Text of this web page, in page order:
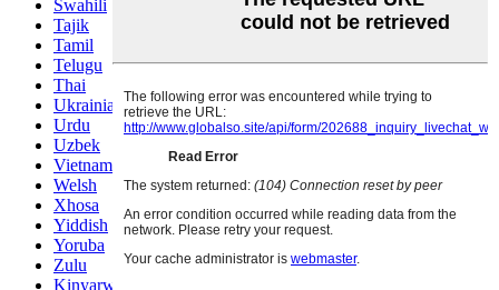
Swahili
Tajik
Tamil
Telugu
Thai
Ukrainian
Urdu
Uzbek
Vietnamese
Welsh
Xhosa
Yiddish
Yoruba
Zulu
Kinyarwanda